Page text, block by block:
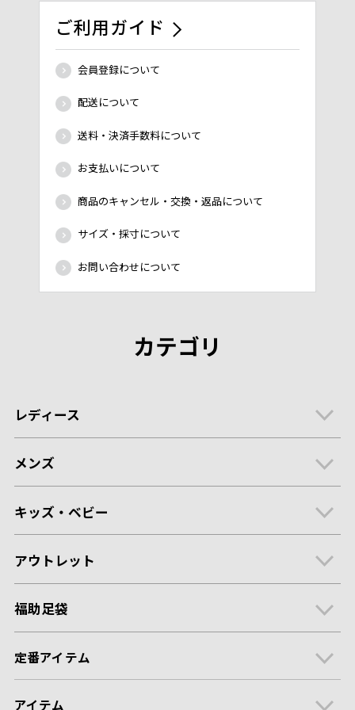
ご利用ガイド
会員登録について
配送について
送料・決済手数料について
お支払いについて
商品のキャンセル・交換・返品について
サイズ・採寸について
お問い合わせについて
カテゴリ
レディース
メンズ
キッズ・ベビー
アウトレット
福助足袋
定番アイテム
アイテム